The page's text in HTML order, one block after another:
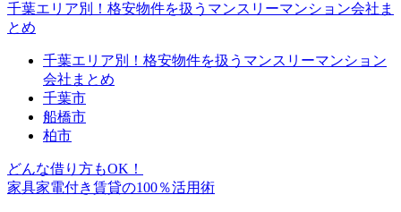
千葉エリア別！格安物件を扱うマンスリーマンション会社ま
とめ
千葉エリア別！格安物件を扱うマンスリーマンション
会社まとめ
千葉市
船橋市
柏市
どんな借り方もOK！
家具家電付き賃貸の100％活用術